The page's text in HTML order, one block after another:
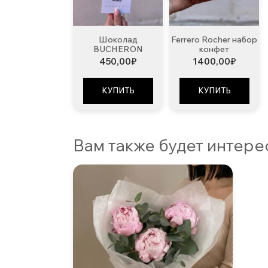
Шоколад
BUCHERON
450,00₽
КУПИТЬ
Ferrero Rocher набор
конфет
1400,00₽
КУПИТЬ
Вам также будет